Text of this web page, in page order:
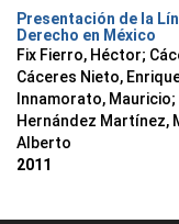
Presentación de la
Derecho en México
Fix Fierro, Héctor;
Cáceres Nieto,
Innamorato, Mauricio;
Hernández Martínez,
Alberto
2011